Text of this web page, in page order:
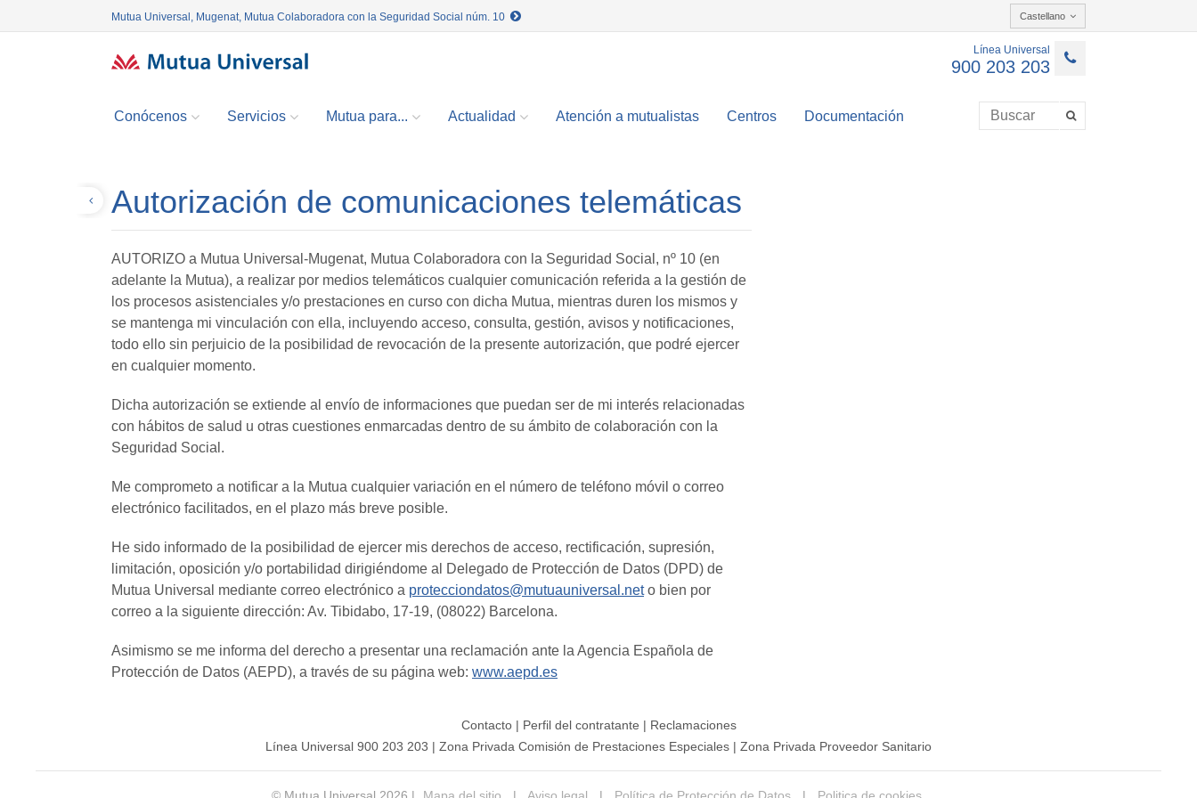
Mutua Universal, Mugenat, Mutua Colaboradora con la Seguridad Social núm. 10 Castellano
Línea Universal
900 203 203
Conócenos Servicios Mutua para... Actualidad Atención a mutualistas Centros Documentación
Autorización de comunicaciones telemáticas
AUTORIZO a Mutua Universal-Mugenat, Mutua Colaboradora con la Seguridad Social, nº 10 (en
adelante la Mutua), a realizar por medios telemáticos cualquier comunicación referida a la gestión de
los procesos asistenciales y/o prestaciones en curso con dicha Mutua, mientras duren los mismos y
se mantenga mi vinculación con ella, incluyendo acceso, consulta, gestión, avisos y notificaciones,
todo ello sin perjuicio de la posibilidad de revocación de la presente autorización, que podré ejercer
en cualquier momento.
Dicha autorización se extiende al envío de informaciones que puedan ser de mi interés relacionadas
con hábitos de salud u otras cuestiones enmarcadas dentro de su ámbito de colaboración con la
Seguridad Social.
Me comprometo a notificar a la Mutua cualquier variación en el número de teléfono móvil o correo
electrónico facilitados, en el plazo más breve posible.
He sido informado de la posibilidad de ejercer mis derechos de acceso, rectificación, supresión,
limitación, oposición y/o portabilidad dirigiéndome al Delegado de Protección de Datos (DPD) de
Mutua Universal mediante correo electrónico a protecciondatos@mutuauniversal.neto bien por
correo a la siguiente dirección: Av. Tibidabo, 17-19, (08022) Barcelona.
Asimismo se me informa del derecho a presentar una reclamación ante la Agencia Española de
Protección de Datos (AEPD), a través de su página web: www.aepd.es
Contacto| Perfil del contratante | Reclamaciones
Línea Universal 900 203 203 | Zona Privada Comisión de Prestaciones Especiales | Zona Privada Proveedor Sanitario